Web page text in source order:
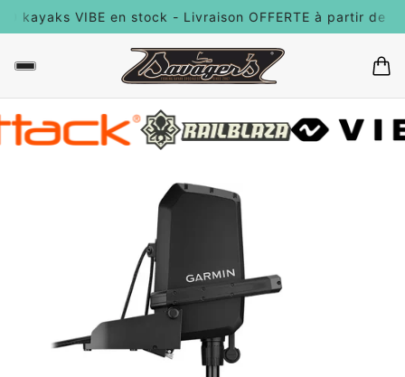
VIBE en stock - Livraison OFFERTE à partir de 100€